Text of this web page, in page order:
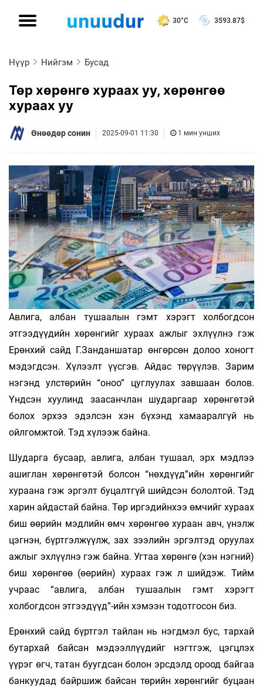
30°C 3593.87$
Нүүр Нийгэм Бусад
Төр хөрөнгө хураах уу, хөрөнгөө
хураах уу
Өнөөдөр сонин 2025-09-01 11:30 1 мин унших
Авлига, албан тушаалын гэмт хэрэгт холбогдсон
этгээдүүдийн хөрөнгийг хураах ажлыг эхлүүлнэ гэж
Ерөнхий сайд Г.Занданшатар өнгөрсөн долоо хоногт
мэдэгдсэн. Хүлээлт үүсгэв. Айдас төрүүлэв. Зарим
нэгэнд улстөрийн “оноо” цуглуулах завшаан болов.
Үндсэн хуулинд заасанчлан шударгаар хөрөнгөтэй
болох эрхээ эдэлсэн хэн бүхэнд хамааралгүй нь
ойлгомжтой. Тэд хүлээж байна.
Шударга бусаар, авлига, албан тушаал, эрх мэдлээ
ашиглан хөрөнгөтэй болсон “нөхдүүд”ийн хөрөнгийг
хураана гэж эргэлт буцалтгүй шийдсэн бололтой. Тэд
харин айдастай байна. Төр иргэдийнхээ өмчийг хураах
биш өөрийн мэдлийн өмч хөрөнгөө хураан авч, үнэлж
цэгнэн, бүртгэлжүүлж, зах зээлийн эргэлтэд оруулах
ажлыг эхлүүлнэ гэж байна. Угтаа хөрөнгө (хэн нэгний)
биш хөрөнгөө (өөрийн) хураах гэж л шийдэж. Тийм
учраас “авлига, албан тушаалын гэмт хэрэгт
холбогдсон этгээдүүд”-ийн хэмээн тодотгосон биз.
Ерөнхий сайд бүртгэл тайлан нь нэгдмэл бус, тархай
бутархай байсан мэдээллүүдийг нэгтгэж, цэгцлэх
үүрэг өгч, татан буугдсан болон эрсдэлд ороод байгаа
банкуудад байршиж байсан төрийн хөрөнгийг буцаан